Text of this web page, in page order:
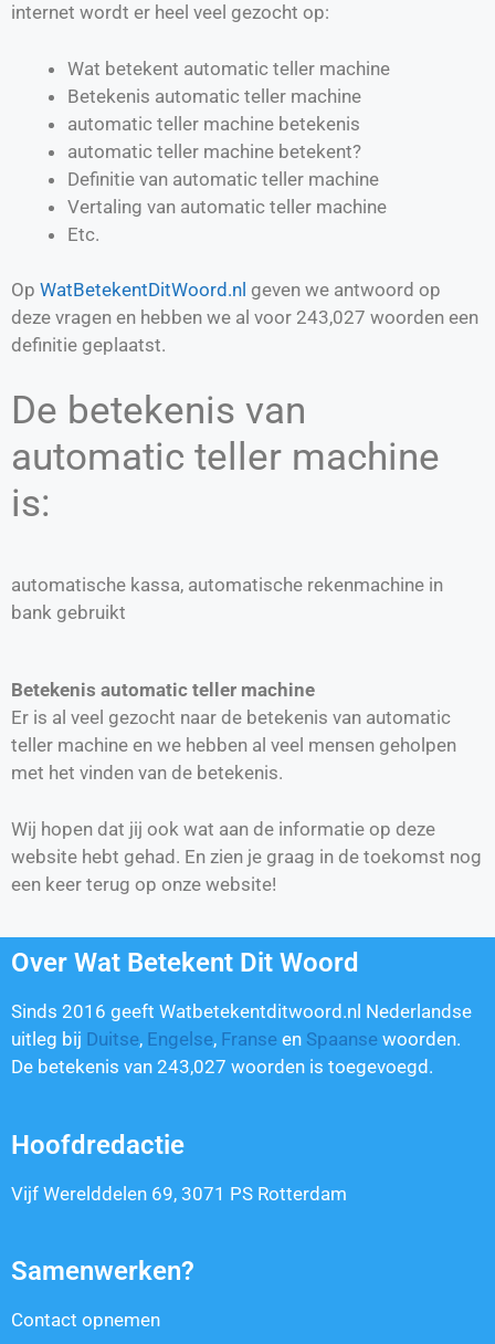
internet wordt er heel veel gezocht op:
Wat betekent automatic teller machine
Betekenis automatic teller machine
automatic teller machine betekenis
automatic teller machine betekent?
Definitie van automatic teller machine
Vertaling van automatic teller machine
Etc.
Op WatBetekentDitWoord.nl geven we antwoord op
deze vragen en hebben we al voor 243,027 woorden een
definitie geplaatst.
De betekenis van
automatic teller machine
is:
automatische kassa, automatische rekenmachine in
bank gebruikt
Betekenis automatic teller machine
Er is al veel gezocht naar de betekenis van automatic
teller machine en we hebben al veel mensen geholpen
met het vinden van de betekenis.
Wij hopen dat jij ook wat aan de informatie op deze
website hebt gehad. En zien je graag in de toekomst nog
een keer terug op onze website!
Over Wat Betekent Dit Woord
Sinds 2016 geeft Watbetekentditwoord.nl Nederlandse
uitleg bij Duitse, Engelse, Franse en Spaanse woorden.
De betekenis van 243,027 woorden is toegevoegd.
Hoofdredactie
Vijf Werelddelen 69, 3071 PS Rotterdam
Samenwerken?
Contact opnemen